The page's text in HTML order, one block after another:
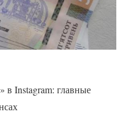
Instagram: главные